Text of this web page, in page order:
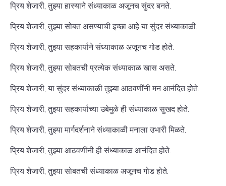
प्रिय शेजारी, तुझ्या हास्याने संध्याकाळ अजूनच सुंदर बनते.
प्रिय शेजारी, तुझ्या सोबत असण्याची इच्छा आहे या सुंदर संध्याकाळी.
प्रिय शेजारी, तुझ्या सहकार्याने संध्याकाळ अजूनच गोड होते.
प्रिय शेजारी, तुझ्या सोबतची प्रत्येक संध्याकाळ खास असते.
प्रिय शेजारी, या सुंदर संध्याकाळी तुझ्या आठवणींनी मन आनंदित होते.
प्रिय शेजारी, तुझ्या सहकार्याच्या उबेमुळे ही संध्याकाळ सुखद होते.
प्रिय शेजारी, तुझ्या मार्गदर्शनाने संध्याकाळी मनाला उभारी मिळते.
प्रिय शेजारी, तुझ्या आठवणींनी ही संध्याकाळ आनंदित होते.
प्रिय शेजारी, तुझ्या सोबतची संध्याकाळ अजूनच गोड होते.